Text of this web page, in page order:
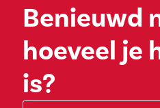
Benieuwd
hoeveel je
is?